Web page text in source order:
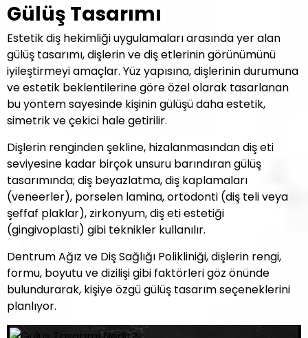
Gülüş Tasarımı
Estetik diş hekimliği uygulamaları arasında yer alan
gülüş tasarımı, dişlerin ve diş etlerinin görünümünü
iyileştirmeyi amaçlar. Yüz yapısına, dişlerinin durumuna
ve estetik beklentilerine göre özel olarak tasarlanan
bu yöntem sayesinde kişinin gülüşü daha estetik,
simetrik ve çekici hale getirilir.
Dişlerin renginden şekline, hizalanmasından diş eti
seviyesine kadar birçok unsuru barındıran gülüş
tasarımında; diş beyazlatma, diş kaplamaları
(veneerler), porselen lamina, ortodonti (diş teli veya
şeffaf plaklar), zirkonyum, diş eti estetiği
(gingivoplasti) gibi teknikler kullanılır.
Dentrum Ağız ve Diş Sağlığı Polikliniği, dişlerin rengi,
formu, boyutu ve dizilişi gibi faktörleri göz önünde
bulundurarak, kişiye özgü gülüş tasarım seçeneklerini
planlıyor.